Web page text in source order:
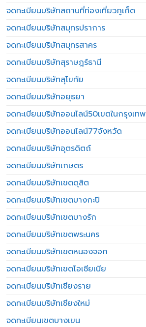
จดทะเบียนบริษัทสถานที่ท่องเที่ยวภูเก็ต
จดทะเบียนบริษัทสมุทรปราการ
จดทะเบียนบริษัทสมุทรสาคร
จดทะเบียนบริษัทสุราษฎร์ธานี
จดทะเบียนบริษัทสุโขทัย
จดทะเบียนบริษัทอยุธยา
จดทะเบียนบริษัทออนไลน์50เขตในกรุงเทพ
จดทะเบียนบริษัทออนไลน์77จังหวัด
จดทะเบียนบริษัทอุตรดิตถ์
จดทะเบียนบริษัทเกษตร
จดทะเบียนบริษัทเขตดุสิต
จดทะเบียนบริษัทเขตบางกะปิ
จดทะเบียนบริษัทเขตบางรัก
จดทะเบียนบริษัทเขตพระนคร
จดทะเบียนบริษัทเขตหนองจอก
จดทะเบียนบริษัทเขตโอเชียเนีย
จดทะเบียนบริษัทเชียงราย
จดทะเบียนบริษัทเชียงใหม่
จดทะเบียนเขตบางเขน